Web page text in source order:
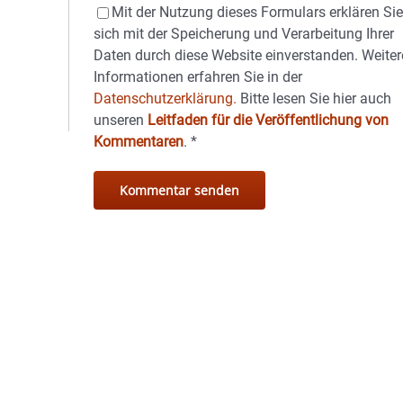
Mit der Nutzung dieses Formulars erklären Sie
sich mit der Speicherung und Verarbeitung Ihrer
Daten durch diese Website einverstanden.
Informationen erfahren Sie in der
Datenschutzerklärung. Bitte lesen Sie hier auch
unseren Leitfaden für die Veröffentlichung von
Kommentaren.*